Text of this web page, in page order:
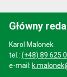
Główny
Karol Malonek
tel.: (+48) 89 625
e-mail: